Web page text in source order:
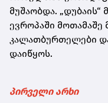
მუშაობდა. „დუბაის“
ევროპაში
კალათბურთელები
დაიწყოს.
პირველი არხი